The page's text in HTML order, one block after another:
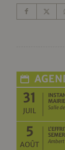
31
JUIL
Salle
5
AOÛT
Ambert